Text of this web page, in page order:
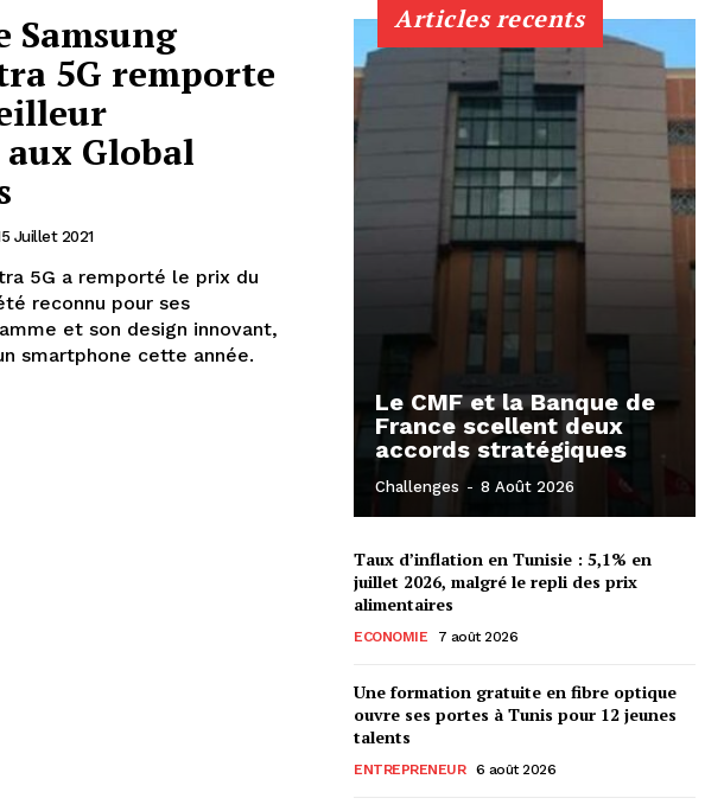
Samsung
5G remporte
Global
Juillet 2021
5G a remporté le prix du
reconnu pour ses
et son design innovant,
smartphone cette année.
Articles recents
Le CMF et la Banque de
France scellent deux
accords stratégiques
Challenges - 8 Août 2026
Taux d’inflation en Tunisie : 5,1% en
juillet 2026, malgré le repli des prix
alimentaires
ECONOMIE 7 août 2026
Une formation gratuite en fibre optique
ouvre ses portes à Tunis pour 12 jeunes
talents
ENTREPRENEUR 6 août 2026